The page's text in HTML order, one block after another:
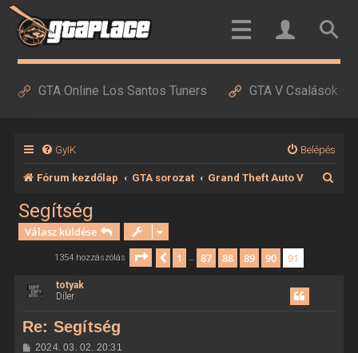
GTA Online Los Santos Tuners GTA V Csalások
GyIK Belépés
Fórum kezdőlap GTA sorozat Grand Theft Auto V
Segítség
Válasz küldése
1354 hozzászólás Oldal: 91/91
Előző
1 … 87 88 89 90 91
totyak
Díler
Re: Segítség
H
2024. 03. 02. 20:31